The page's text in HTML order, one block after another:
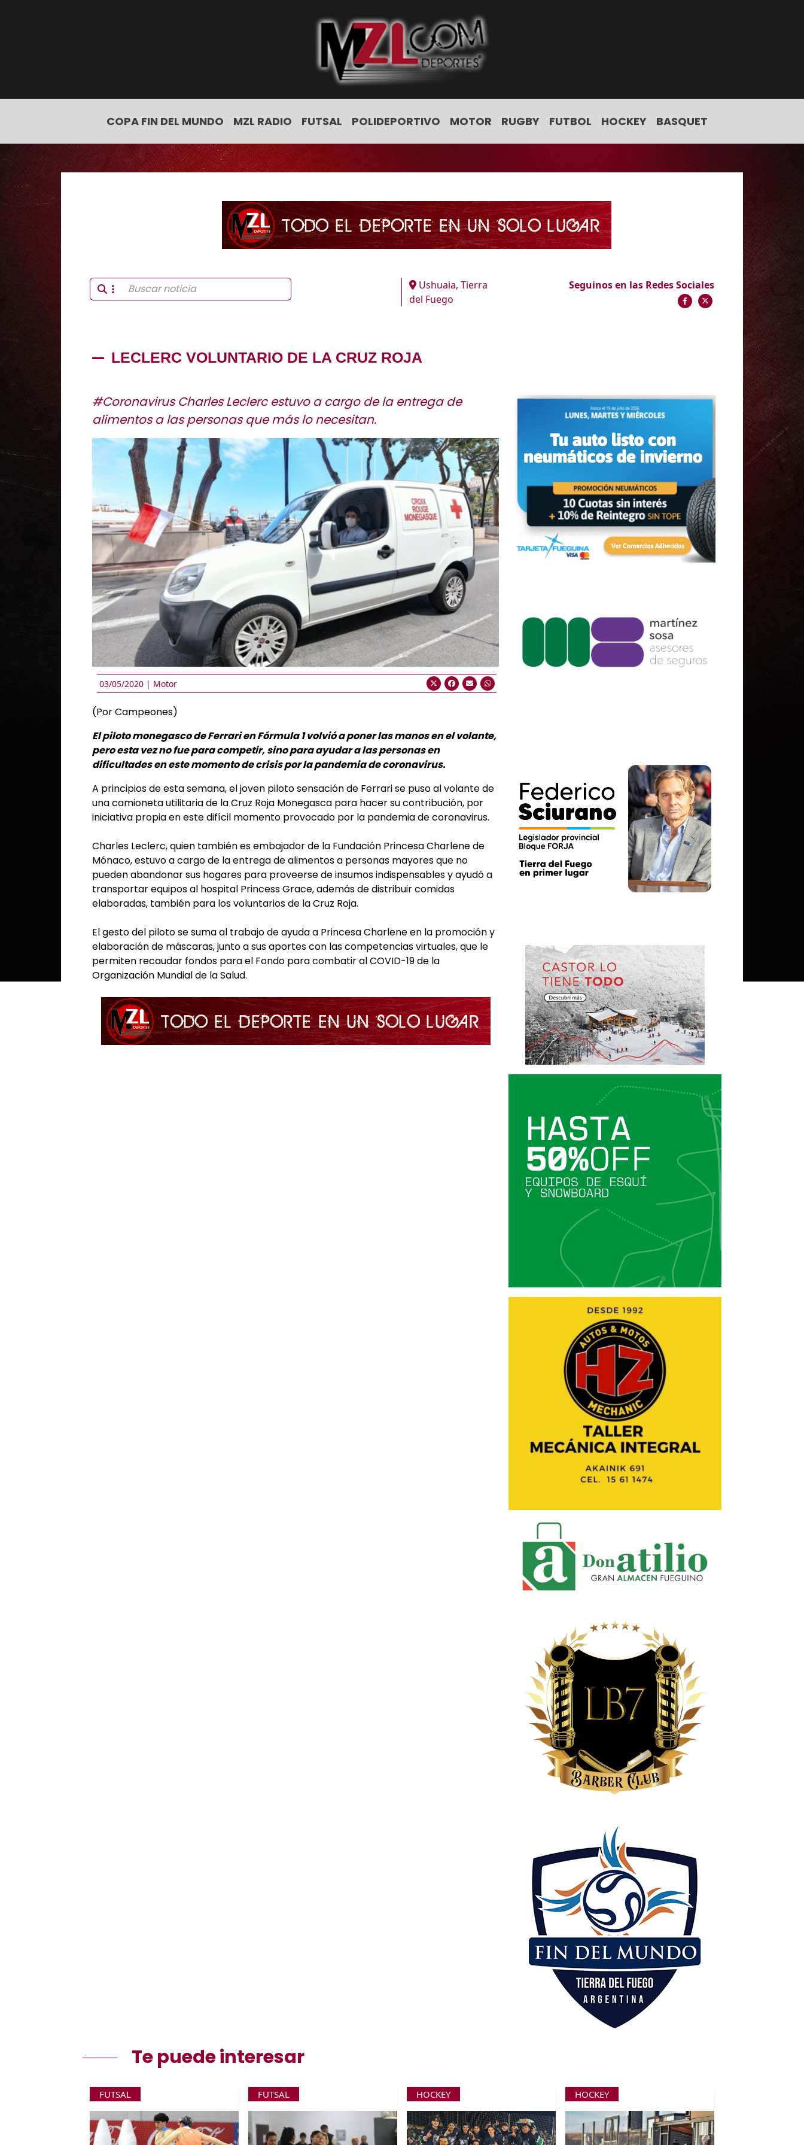
COPA FIN DEL MUNDO MZL RADIO FUTSAL POLIDEPORTIVO MOTOR RUGBY FUTBOL HOCKEY BASQUET
Ushuaia, Tierra
del Fuego
Seguinos en las Redes Sociales
LECLERC VOLUNTARIO DE LA CRUZ ROJA
#Coronavirus Charles Leclerc estuvo a cargo de la entrega de
alimentos a las personas que más lo necesitan.
03/05/2020 | Motor
(Por Campeones)
El piloto monegasco de Ferrari en Fórmula 1 volvió a poner las manos en el volante,
pero esta vez no fue para competir, sino para ayudar a las personas en
dificultades en este momento de crisis por la pandemia de coronavirus.
A principios de esta semana, el joven piloto sensación de Ferrari se puso al volante de
una camioneta utilitaria de la Cruz Roja Monegasca para hacer su contribución, por
iniciativa propia en este difícil momento provocado por la pandemia de coronavirus.
Charles Leclerc, quien también es embajador de la Fundación Princesa Charlene de
Mónaco, estuvo a cargo de la entrega de alimentos a personas mayores que no
pueden abandonar sus hogares para proveerse de insumos indispensables y ayudó a
transportar equipos al hospital Princess Grace, además de distribuir comidas
elaboradas, también para los voluntarios de la Cruz Roja.
El gesto del piloto se suma al trabajo de ayuda a Princesa Charlene en la promoción y
elaboración de máscaras, junto a sus aportes con las competencias virtuales, que le
permiten recaudar fondos para el Fondo para combatir al COVID-19 de la
Organización Mundial de la Salud.
Te puede interesar
FUTSAL FUTSAL HOCKEY HOCKEY